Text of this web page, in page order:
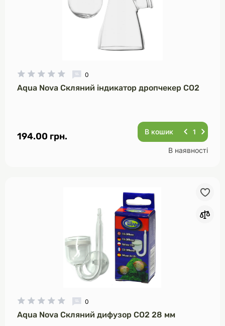
0
Aqua Nova Скляний індикатор дропчекер CO2
194.00 грн. В кошик
В наявності
0
Aqua Nova Скляний дифузор CO2 28 мм